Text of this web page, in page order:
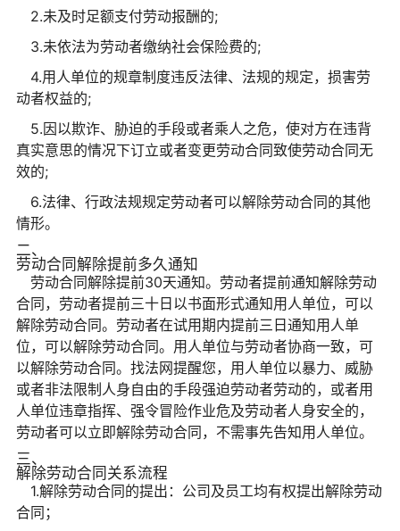
2.未及时足额支付劳动报酬的;
3.未依法为劳动者缴纳社会保险费的;
4.用人单位的规章制度违反法律、法规的规定，损害劳
动者权益的;
5.因以欺诈、胁迫的手段或者乘人之危，使对方在违背
真实意思的情况下订立或者变更劳动合同致使劳动合同无
效的;
6.法律、行政法规规定劳动者可以解除劳动合同的其他
情形。
二、
劳动合同解除提前多久通知
劳动合同解除提前30天通知。劳动者提前通知解除劳动
合同，劳动者提前三十日以书面形式通知用人单位，可以
解除劳动合同。劳动者在试用期内提前三日通知用人单
位，可以解除劳动合同。用人单位与劳动者协商一致，可
以解除劳动合同。找法网提醒您，用人单位以暴力、威胁
或者非法限制人身自由的手段强迫劳动者劳动的，或者用
人单位违章指挥、强令冒险作业危及劳动者人身安全的，
劳动者可以立即解除劳动合同，不需事先告知用人单位。
三、
解除劳动合同关系流程
1.解除劳动合同的提出：公司及员工均有权提出解除劳动
合同；